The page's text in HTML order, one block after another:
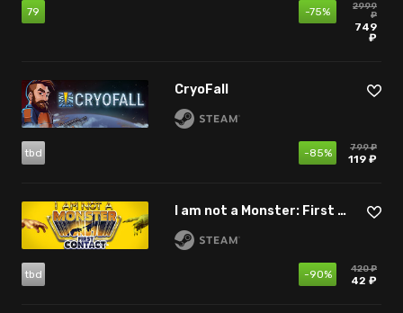
79 -75%
2999
₽
749
₽
CryoFall
tbd -85% 799 ₽
119 ₽
I am not a Monster: First Contact
tbd -90% 420 ₽
42 ₽